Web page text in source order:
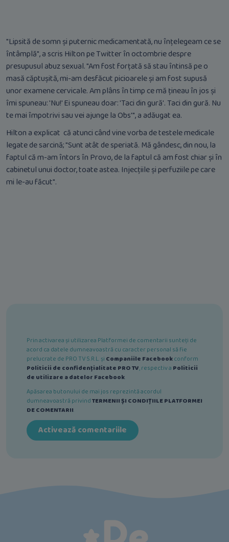
"Lipsită de somn și puternic medicamentată, nu înțelegeam ce se
întâmplă", a scris Hilton pe Twitter în octombrie despre
presupusul abuz sexual. "Am fost forțată să stau întinsă pe o
masă căptușită, mi-am desfăcut picioarele și am fost supusă
unor examene cervicale. Am plâns în timp ce mă țineau în jos și
îmi spuneau: 'Nu!' Ei spuneau doar: 'Taci din gură'. Taci din gură. Nu
te mai împotrivi sau vei ajunge la Obs'", a adăugat ea.
Hilton a explicat că atunci când vine vorba de testele medicale
legate de sarcină; "Sunt atât de speriată. Mă gândesc, din nou, la
faptul că m-am întors în Provo, de la faptul că am fost chiar și în
cabinetul unui doctor, toate astea. Injecțiile și perfuziile pe care
mi le-au făcut".
Prin activarea și utilizarea Platformei de comentarii sunteți de
acord ca datele dumneavoastră cu caracter personal să fie
prelucrate de PRO TV S.R.L. și Companiile Facebookconform
Politicii de confidențialitate PRO TV, respectiv a Politicii
de utilizare a datelor Facebook.
Apăsarea butonului de mai jos reprezintă acordul
dumneavoastră privindTERMENII ȘI CONDIȚIILE PLATFORMEI
DE COMENTARII.
Activează comentariile